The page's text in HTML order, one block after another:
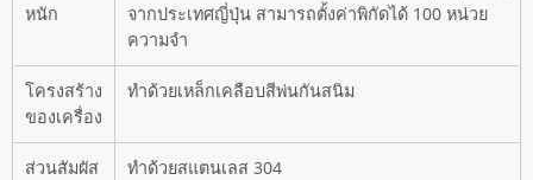
หนัก
จากประเทศญี่ปุ่น สามารถตั้งค่าพิกัดได้ 100 หน่วย
ความจำ
โครงสร้าง
ของเครื่อง
ทำด้วยเหล็กเคลือบสีพ่นกันสนิม
ส่วนสัมผัส ทำด้วยสแตนเลส 304